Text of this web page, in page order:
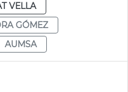
VELLA
GÓMEZ
AUMSA